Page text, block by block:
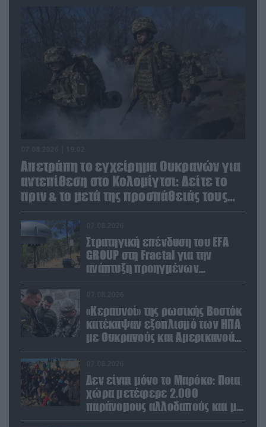
Απετράπη το εγχείρημα Ουκρανών για
αντεπίθεση στο Κολομίγτσι: Δείτε το
πριν & το μετά της προσπάθειάς τους
(βίντεο)
Στρατηγική επένδυση του EFA
GROUP στη Fractal για την
ανάπτυξη προηγμένων
αμυντικών τεχνολογιών σε
«Κεραυνοί» της ρωσικής Βοστόκ
κατέκαψαν εξοπλισμό των ΗΠΑ
με Ουκρανούς και Αμερικανούς
μισθοφόρους – Δείτε βίντεο
Δεν είναι μόνο το Μαρόκο: Ποια
χώρα μετέφερε 2.000
παράνομους αλλοδαπούς και με
ναρκωτικά στην Ισπανία